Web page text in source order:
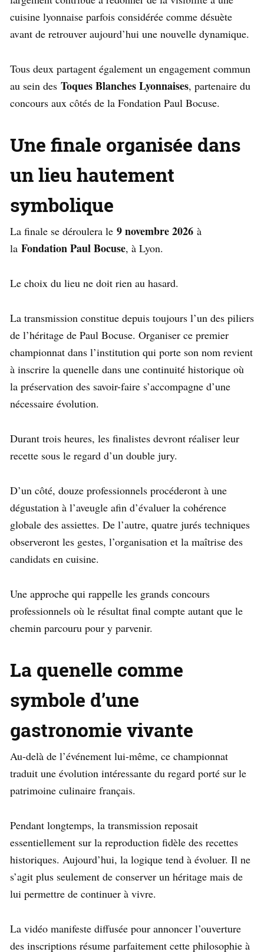
cuisine lyonnaise parfois considérée comme désuète
avant de retrouver aujourd’hui une nouvelle dynamique.
Tous deux partagent également un engagement commun
au sein des Toques Blanches Lyonnaises, partenaire du
concours aux côtés de la Fondation Paul Bocuse.
Une finale organisée dans
un lieu hautement
symbolique
La finale se déroulera le 9 novembre 2026 à
la Fondation Paul Bocuse, à Lyon.
Le choix du lieu ne doit rien au hasard.
La transmission constitue depuis toujours l’un des piliers
de l’héritage de Paul Bocuse. Organiser ce premier
championnat dans l’institution qui porte son nom revient
à inscrire la quenelle dans une continuité historique où
la préservation des savoir-faire s’accompagne d’une
nécessaire évolution.
Durant trois heures, les finalistes devront réaliser leur
recette sous le regard d’un double jury.
D’un côté, douze professionnels procéderont à une
dégustation à l’aveugle afin d’évaluer la cohérence
globale des assiettes. De l’autre, quatre jurés techniques
observeront les gestes, l’organisation et la maîtrise des
candidats en cuisine.
Une approche qui rappelle les grands concours
professionnels où le résultat final compte autant que le
chemin parcouru pour y parvenir.
La quenelle comme
symbole d’une
gastronomie vivante
Au-delà de l’événement lui-même, ce championnat
traduit une évolution intéressante du regard porté sur le
patrimoine culinaire français.
Pendant longtemps, la transmission reposait
essentiellement sur la reproduction fidèle des recettes
historiques. Aujourd’hui, la logique tend à évoluer. Il ne
s’agit plus seulement de conserver un héritage mais de
lui permettre de continuer à vivre.
La vidéo manifeste diffusée pour annoncer l’ouverture
des inscriptions résume parfaitement cette philosophie à